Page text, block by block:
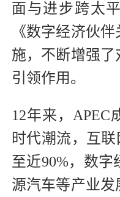
面与进步跨太
《数字经济伙
施，不断增强了
引领作用。
12年来，APEC
时代潮流，互
至近90%，数
源汽车等产业